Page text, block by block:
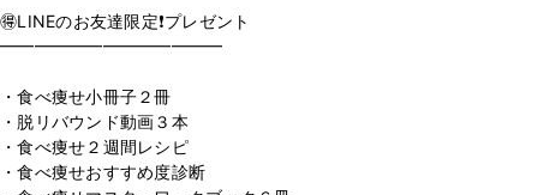
🉐LINEのお友達限定❗️プレゼント
━━━━━━━━━━━━━
・食べ痩せ小冊子２冊
・脱リバウンド動画３本
・食べ痩せ２週間レシピ
・食べ痩せおすすめ度診断